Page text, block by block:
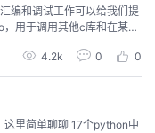
编和调试工作可以给我们提
用于调用其他c库和在某些
数要被其他Go语言引用，
。用于变量和函数的定义的
4.2k 0 0
这里简单聊聊 17个python中